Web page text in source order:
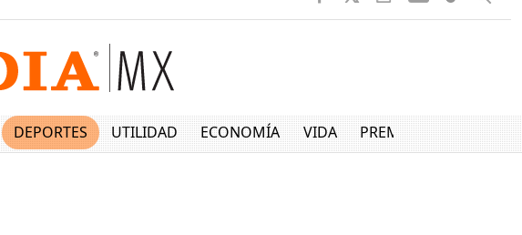
DEPORTES UTILIDAD ECONOMÍA VIDA PREMIUM